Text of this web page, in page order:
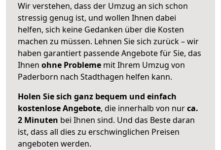
Wir verstehen, dass der Umzug an sich schon
stressig genug ist, und wollen Ihnen dabei
helfen, sich keine Gedanken über die Kosten
machen zu müssen. Lehnen Sie sich zurück – wir
haben garantiert passende Angebote für Sie, das
Ihnen ohne Probleme mit Ihrem Umzug von
Paderborn nach Stadthagen helfen kann.
Holen Sie sich ganz bequem und einfach
kostenlose Angebote, die innerhalb von nurca.
2 Minuten bei Ihnen sind. Und das Beste daran
ist, dass all dies zu erschwinglichen Preisen
angeboten werden.